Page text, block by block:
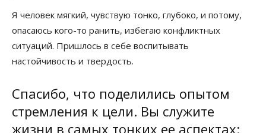
Я человек мягкий, чувствую тонко, глубоко, и потому,
опасаюсь кого-то ранить, избегаю конфликтных
ситуаций. Пришлось в себе воспитывать
настойчивость и твердость.
Спасибо, что поделились опытом
стремления к цели. Вы служите
жизни в самых тонких ее аспектах: